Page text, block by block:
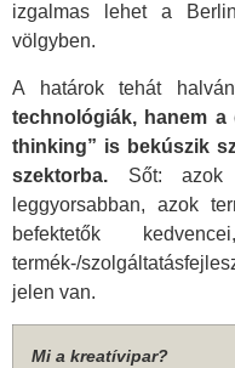
izgalmas lehet a
völgyben.
A határok tehát
technológiák, hanem
thinking” is bekúszik
szektorba. Sőt: azok
leggyorsabban, azok
befektetők
termék-/
jelen van.
Mi a kreatívipar?